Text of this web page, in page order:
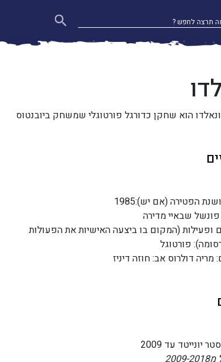
הוא שחקן כדורגל פורטוגלי שמשחק ביובנטוס
הפטירה (אם יש):1985
שבאיי מדירה
ופעילות (המקום בו ביצעה האישיות את הפעולות
פורטוגל
דולרוס אב: חוזה דיניז
עד 2009